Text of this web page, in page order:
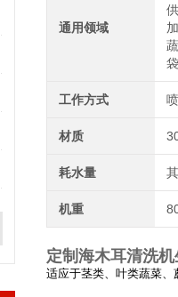
通用领域
工作方式
材质
耗水量
机重
定制海木耳清洗
适应于茎类、叶类蔬菜